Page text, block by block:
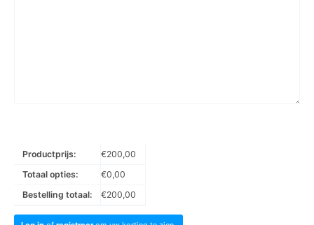
Productprijs: €200,00
Totaal opties:
€0,00
Bestelling totaal:
€200,00